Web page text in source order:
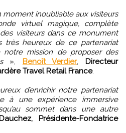
moment inoubliable aux visiteurs
virtuel magique, complète
visiteurs dans ce monument
très heureux de ce partenariat
mission de proposer des
», Benoît Verdier, Directeur
Travel Retail France.
d’enrichir notre partenariat
à une expérience immersive
sommet dans une autre
Présidente-Fondatrice